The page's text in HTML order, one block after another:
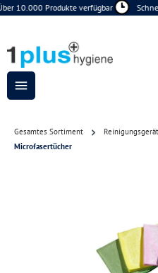
Zum Hauptinhalt springen
10.000 Produkte verfügbar
Gesamtes Sortiment
Microfasertücher